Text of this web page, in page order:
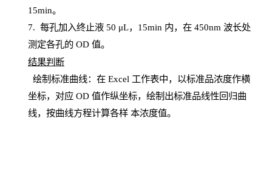
15min。
7. 每孔加入终止液 50 μL， 15min 内，在450nm 波长处
测定各孔的 OD 值。
结果判断
绘制标准曲线：在 Excel 工作表中，以标准品浓度作横
坐标，对应OD 值作纵坐标，绘制出标准品线性回归曲
线，按曲线方程计算各样 本浓度值。